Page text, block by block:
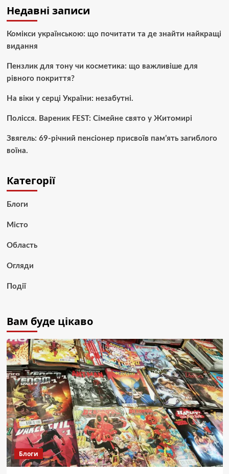
Недавні записи
Комікси українською: що почитати та де знайти найкращі
видання
Пензлик для тону чи косметика: що важливіше для
рівного покриття?
На віки у серці України: незабутні.
Полісся. Вареник FEST: Сімейне свято у Житомирі
Звягель: 69-річний пенсіонер присвоїв пам’ять загиблого
воїна.
Категорії
Блоги
Місто
Область
Огляди
Події
Вам буде цікаво
Блоги